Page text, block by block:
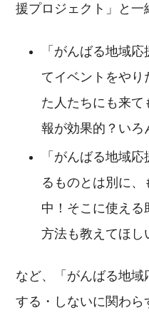
援プロジェクト」と一
「がんばる地域
てイベントをやり
た人たちにも来
報が効果的？いろ
「がんばる地域
るものとは別に
中！そこに使え
方法も教えてほし
など、「がんばる地
する・しないに関わら